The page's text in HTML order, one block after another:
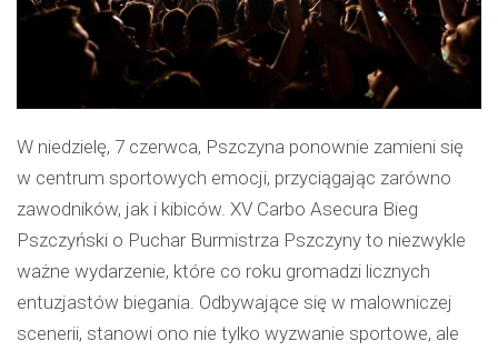
W niedzielę, 7 czerwca, Pszczyna ponownie zamieni się
w centrum sportowych emocji, przyciągając zarówno
zawodników, jak i kibiców. XV Carbo Asecura Bieg
Pszczyński o Puchar Burmistrza Pszczyny to niezwykle
ważne wydarzenie, które co roku gromadzi licznych
entuzjastów biegania. Odbywające się w malowniczej
scenerii, stanowi ono nie tylko wyzwanie sportowe, ale